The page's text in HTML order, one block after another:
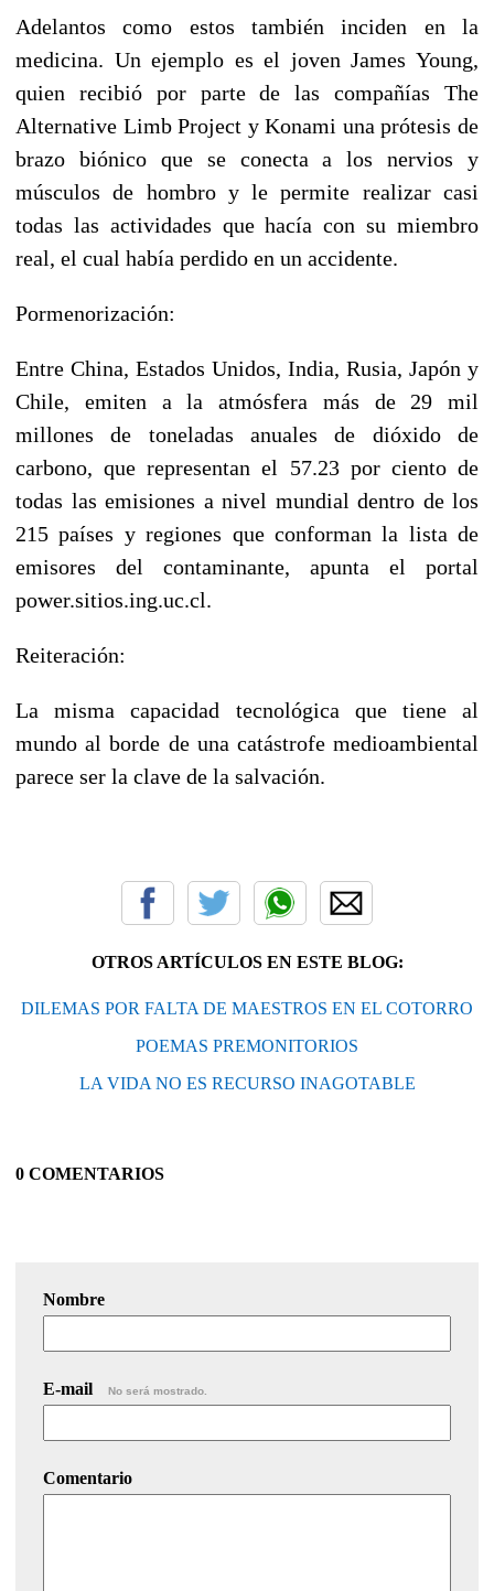
Adelantos como estos también inciden en la
medicina. Un ejemplo es el joven James Young,
quien recibió por parte de las compañías The
Alternative Limb Project y Konami una prótesis de
brazo biónico que se conecta a los nervios y
músculos de hombro y le permite realizar casi
todas las actividades que hacía con su miembro
real, el cual había perdido en un accidente.
Pormenorización:
Entre China, Estados Unidos, India, Rusia, Japón y
Chile, emiten a la atmósfera más de 29 mil
millones de toneladas anuales de dióxido de
carbono, que representan el 57.23 por ciento de
todas las emisiones a nivel mundial dentro de los
215 países y regiones que conforman la lista de
emisores del contaminante, apunta el portal
power.sitios.ing.uc.cl.
Reiteración:
La misma capacidad tecnológica que tiene al
mundo al borde de una catástrofe medioambiental
parece ser la clave de la salvación.
OTROS ARTÍCULOS EN ESTE BLOG:
DILEMAS POR FALTA DE MAESTROS EN EL COTORRO
POEMAS PREMONITORIOS
LA VIDA NO ES RECURSO INAGOTABLE
0 COMENTARIOS
Nombre
E-mail No será mostrado.
Comentario